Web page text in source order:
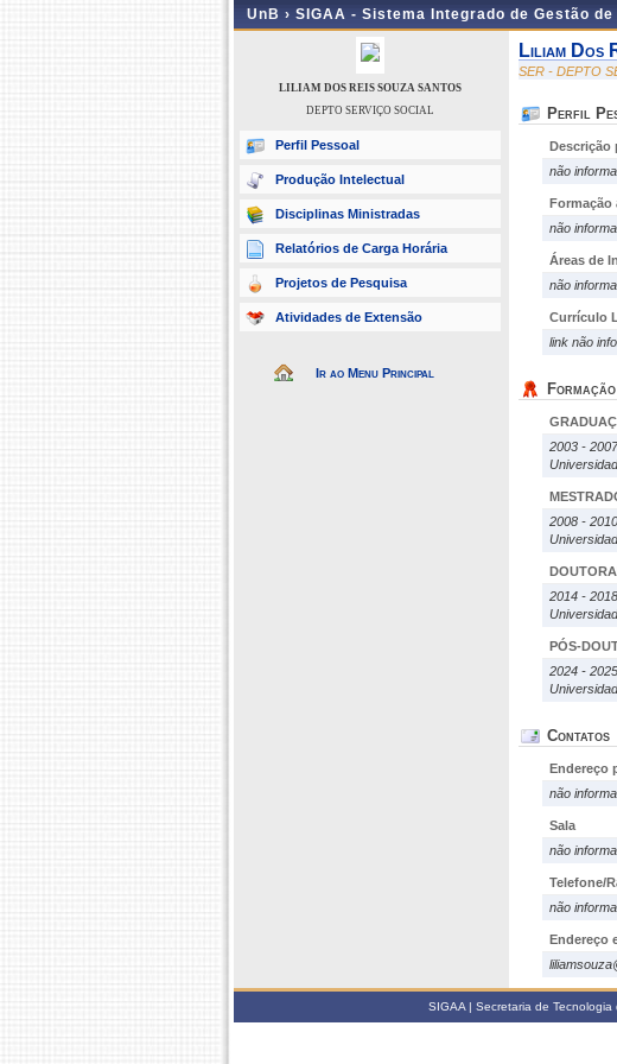
UnB › SIGAA - Sistema Integrado de Gestão
LILIAM DOS REIS SOUZA SANTOS
DEPTO SERVIÇO SOCIAL
Perfil Pessoal
Produção Intelectual
Disciplinas Ministradas
Relatórios de Carga Horária
Projetos de Pesquisa
Atividades de Extensão
Ir ao Menu Principal
Liliam Dos
SER - DEPTO
Perfil
Descrição
não
Formação
não
Áreas de
não
Currículo
link não
2003 -
2008 -
2014 -
PÓS-
2024 -
Contatos
Endereço
não
Sala
não
Telefone/
não
Endereço
SIGAA | Secretaria de